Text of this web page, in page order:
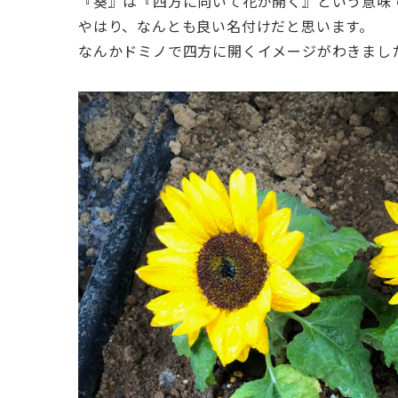
やはり、なんとも良い名付けだと思います。
なんかドミノで四方に開くイメージがわきまし